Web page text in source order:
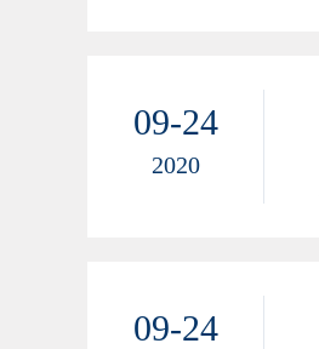
09-24
2020
09-24